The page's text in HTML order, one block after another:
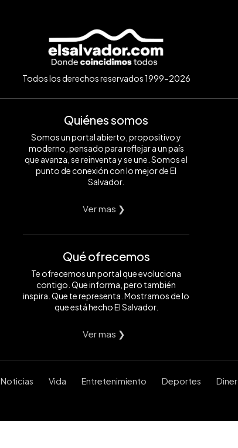
Todos los derechos reservados 1999-2026
Quiénes somos
Somos un portal abierto, propositivo y
moderno, pensado para reflejar a un país
que avanza, se reinventa y se une. Somos el
punto de conexión con lo mejor de El
Salvador.
Ver mas ❯
Qué ofrecemos
Te ofrecemos un portal que evoluciona
contigo. Que informa, pero también
inspira. Que te representa. Mostramos de lo
que está hecho El Salvador.
Ver mas ❯
Noticias Vida Entretenimiento Deportes